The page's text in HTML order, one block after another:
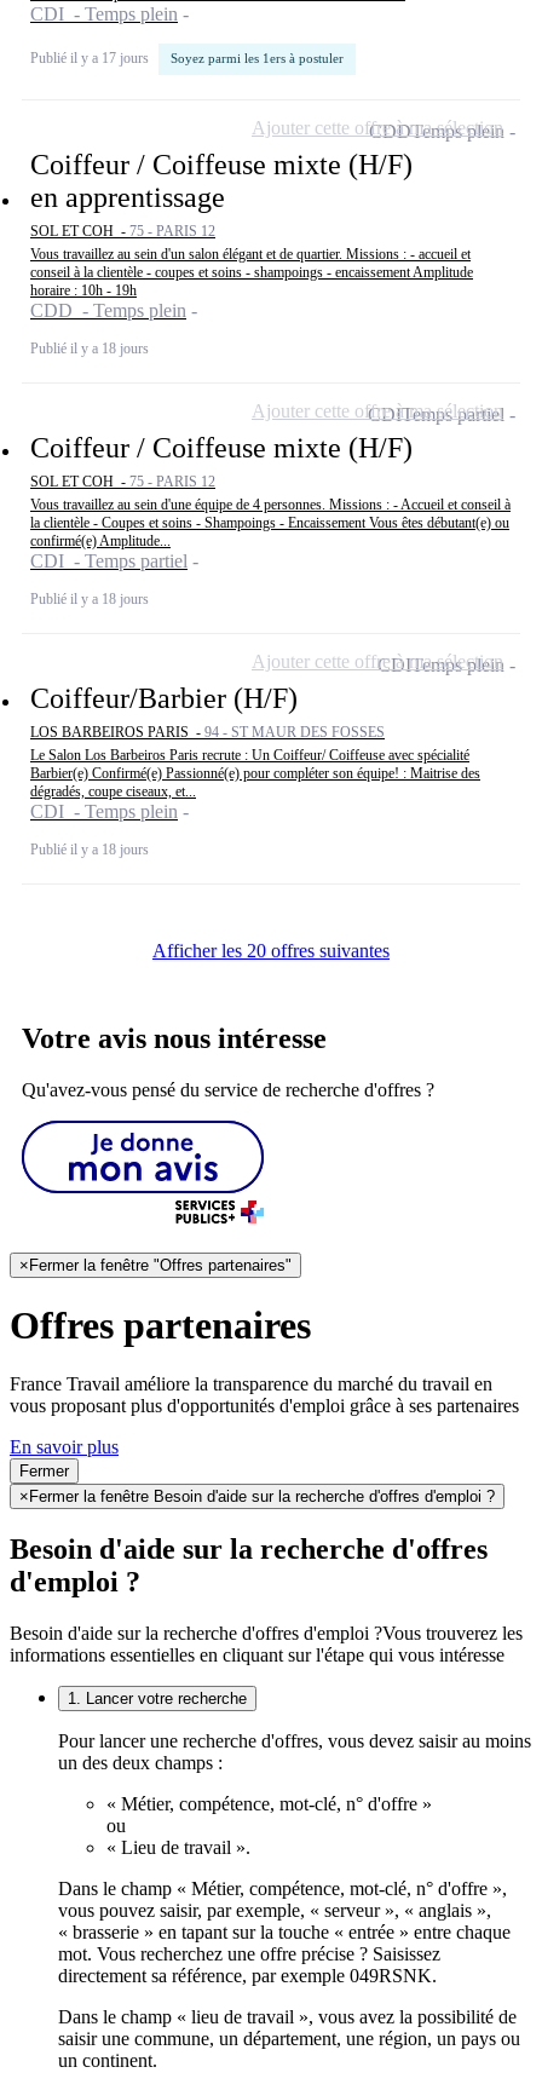
CDI - Temps plein
Publié il y a 17 jours Soyez parmi les 1ers à postuler
Coiffeur / Coiffeuse mixte (H/F)
en apprentissage
SOL ET COH - 75 - PARIS 12
Vous travaillez au sein d'un salon élégant et de quartier. Missions : - accueil et
conseil à la clientèle - coupes et soins - shampoings - encaissement Amplitude
horaire : 10h - 19h
CDD - Temps plein
Publié il y a 18 jours
CDDTemps plein
Ajouter cette offre à ma sélection
Coiffeur / Coiffeuse mixte (H/F)
SOL ET COH - 75 - PARIS 12
Vous travaillez au sein d'une équipe de 4 personnes. Missions : - Accueil et conseil à
la clientèle - Coupes et soins - Shampoings - Encaissement Vous êtes débutant(e) ou
confirmé(e) Amplitude...
CDI - Temps partiel
Publié il y a 18 jours
CDITemps partiel
Ajouter cette offre à ma sélection
Coiffeur/Barbier (H/F)
LOS BARBEIROS PARIS - 94 - ST MAUR DES FOSSES
Le Salon Los Barbeiros Paris recrute : Un Coiffeur/ Coiffeuse avec spécialité
Barbier(e) Confirmé(e) Passionné(e) pour compléter son équipe! : Maitrise des
dégradés, coupe ciseaux, et...
CDI - Temps plein
Publié il y a 18 jours
CDITemps plein
Ajouter cette offre à ma sélection
Afficher les 20 offres suivantes
Votre avis nous intéresse
Qu'avez-vous pensé du service de recherche d'offres ?
×Fermer la fenêtre "Offres partenaires"
Offres partenaires
France Travail améliore la transparence du marché du travail en
vous proposant plus d'opportunités d'emploi grâce à ses partenaires
En savoir plus
Fermer
× Fermer la fenêtre Besoin d'aide sur la recherche d'offres d'emploi ?
Besoin d'aide sur la recherche d'offres
d'emploi ?
Besoin d'aide sur la recherche d'offres d'emploi ?Vous trouverez les
informations essentielles en cliquant sur l'étape qui vous intéresse
1. Lancer votre recherche
Pour lancer une recherche d'offres, vous devez saisir au moins
un des deux champs :
« Métier, compétence, mot-clé, n° d'offre »
ou
« Lieu de travail ».
Dans le champ « Métier, compétence, mot-clé, n° d'offre »,
vous pouvez saisir, par exemple, « serveur », « anglais »,
« brasserie » en tapant sur la touche « entrée » entre chaque
mot. Vous recherchez une offre précise ? Saisissez
directement sa référence, par exemple 049RSNK.
Dans le champ « lieu de travail », vous avez la possibilité de
saisir une commune, un département, une région, un pays ou
un continent.